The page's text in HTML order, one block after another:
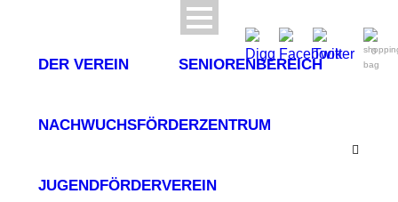
0
DER VEREIN SENIORENBEREICH
NACHWUCHSFÖRDERZENTRUM
JUGENDFÖRDERVEREIN